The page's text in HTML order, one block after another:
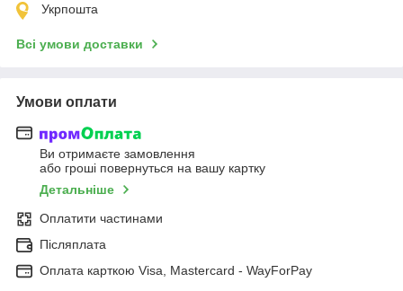
Укрпошта
Всі умови доставки
Умови оплати
Ви отримаєте замовлення
або гроші повернуться на вашу картку
Детальніше
Оплатити частинами
Післяплата
Оплата карткою Visa, Mastercard - WayForPay